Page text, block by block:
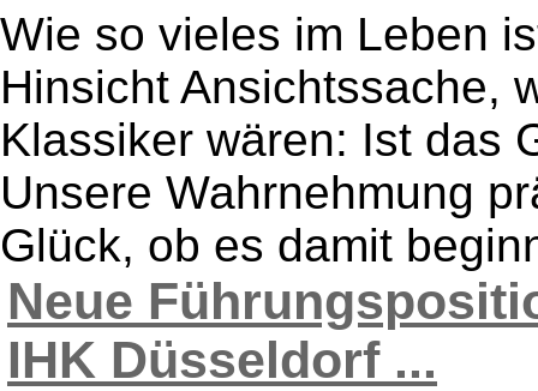
Wie so vieles im Leben
Hinsicht Ansichtssache,
Klassiker wären: Ist das
Unsere Wahrnehmung
Glück, ob es damit
Neue
IHK Düsseldorf ...